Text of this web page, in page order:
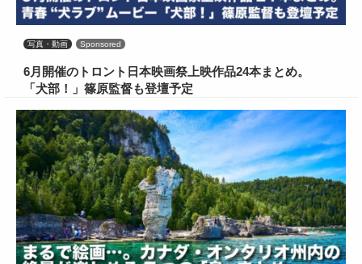
写真・動画 Sponsored
6月開催のトロント日本映画祭上映作品24本まとめ。
「犬部！」篠原監督も登壇予定